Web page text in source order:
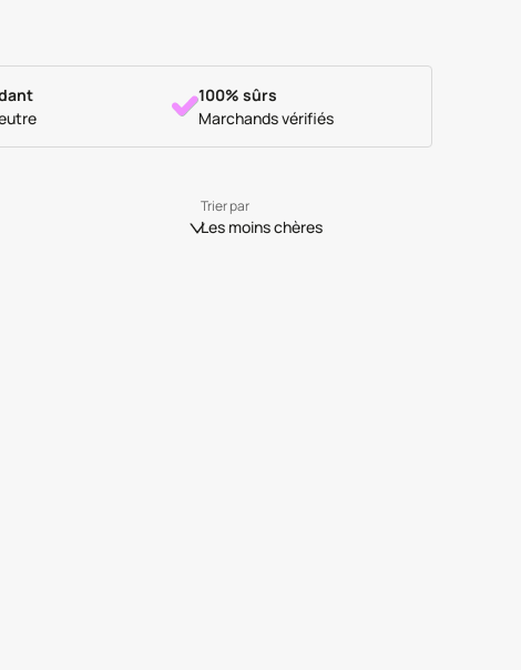
100% sûrs
Marchands vérifiés
Trier par
Les moins chères